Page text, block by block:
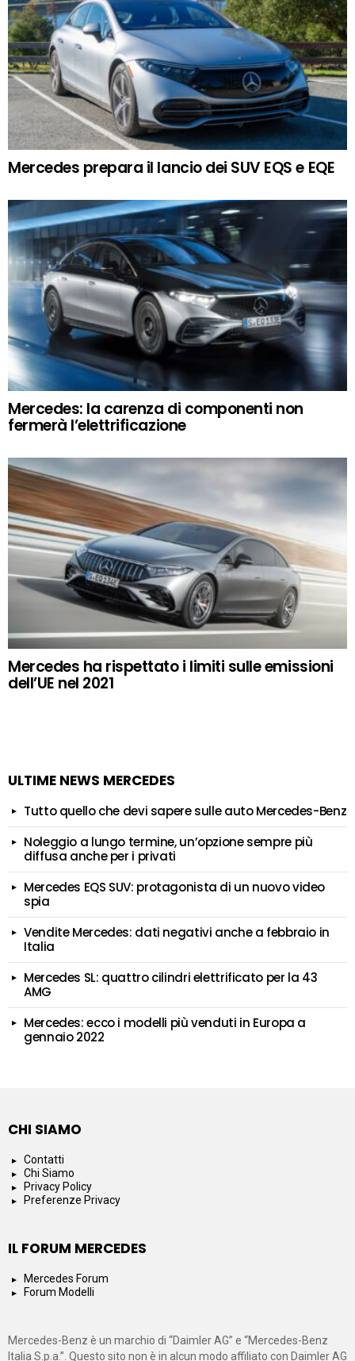
Mercedes prepara il lancio dei SUV EQS e EQE
Mercedes: la carenza di componenti non
fermerà l’elettrificazione
Mercedes ha rispettato i limiti sulle emissioni
dell’UE nel 2021
ULTIME NEWS MERCEDES
Tutto quello che devi sapere sulle auto Mercedes-Benz
Noleggio a lungo termine, un’opzione sempre più
diffusa anche per i privati
Mercedes EQS SUV: protagonista di un nuovo video
spia
Vendite Mercedes: dati negativi anche a febbraio in
Italia
Mercedes SL: quattro cilindri elettrificato per la 43
AMG
Mercedes: ecco i modelli più venduti in Europa a
gennaio 2022
CHI SIAMO
Contatti
Chi Siamo
Privacy Policy
Preferenze Privacy
IL FORUM MERCEDES
Mercedes Forum
Forum Modelli
Mercedes-Benz è un marchio di “Daimler AG” e “Mercedes-Benz
Italia S.p.a.”. Questo sito non è in alcun modo affiliato con Daimler AG